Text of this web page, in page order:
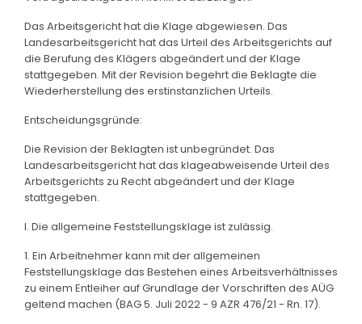
Das Arbeitsgericht hat die Klage abgewiesen. Das
Landesarbeitsgericht hat das Urteil des Arbeitsgerichts auf
die Berufung des Klägers abgeändert und der Klage
stattgegeben. Mit der Revision begehrt die Beklagte die
Wiederherstellung des erstinstanzlichen Urteils.
Entscheidungsgründe:
Die Revision der Beklagten ist unbegründet. Das
Landesarbeitsgericht hat das klageabweisende Urteil des
Arbeitsgerichts zu Recht abgeändert und der Klage
stattgegeben.
I. Die allgemeine Feststellungsklage ist zulässig.
1. Ein Arbeitnehmer kann mit der allgemeinen
Feststellungsklage das Bestehen eines Arbeitsverhältnisses
zu einem Entleiher auf Grundlage der Vorschriften des AÜG
geltend machen (BAG 5. Juli 2022 - 9 AZR 476/21 - Rn. 17).